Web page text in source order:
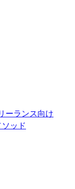
ーランス向け
ッド